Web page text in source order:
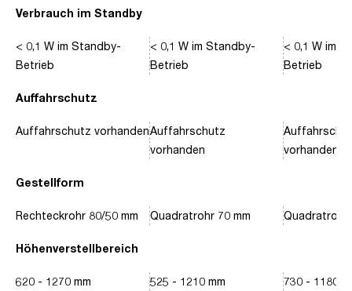
Verbrauch im Standby
Auffahrschutz
Gestellform
Höhenverstellbereich
< 0,1 W im Standby-
Betrieb
Auffahrschutz vorhanden
Rechteckrohr 80/50 mm
620 - 1270 mm
< 0,1 W im Standby-
Betrieb
Auffahrschutz
vorhanden
Quadratrohr 70 mm
525 - 1210 mm
< 0,1 W im
Betrieb
vorhanden
Quadratrohr
730 - 1180